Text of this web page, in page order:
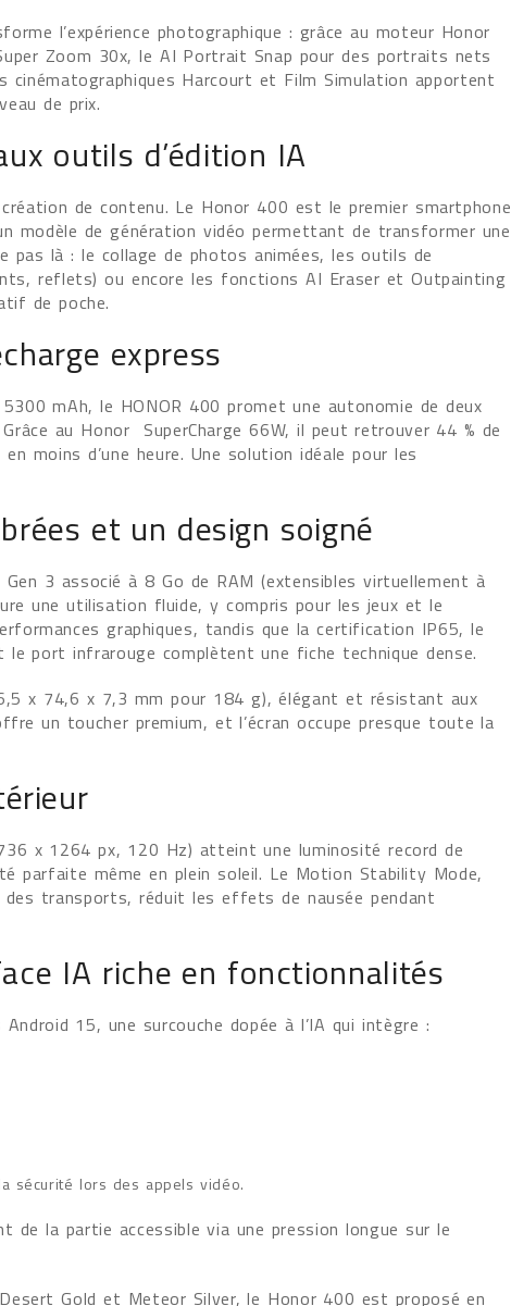
l’expérience photographique : grâce au moteur Honor
Zoom 30x, le AI Portrait Snap pour des portraits nets
cinématographiques Harcourt et Film Simulation apportent
de prix.
outils d’édition IA
de contenu. Le Honor 400 est le premier smartphone
modèle de génération vidéo permettant de transformer une
pas là : le collage de photos animées, les outils de
reflets) ou encore les fonctions AI Eraser et Outpainting
de poche.
express
mAh, le HONOR 400 promet une autonomie de deux
au Honor SuperCharge 66W, il peut retrouver 44 % de
moins d’une heure. Une solution idéale pour les
et un design soigné
3 associé à 8 Go de RAM (extensibles virtuellement à
une utilisation fluide, y compris pour les jeux et le
graphiques, tandis que la certification IP65, le
le port infrarouge complètent une fiche technique dense.
x 74,6 x 7,3 mm pour 184 g), élégant et résistant aux
un toucher premium, et l’écran occupe presque toute la
x 1264 px, 120 Hz) atteint une luminosité record de
parfaite même en plein soleil. Le Motion Stability Mode,
des transports, réduit les effets de nausée pendant
IA riche en fonctionnalités
15, une surcouche dopée à l’IA qui intègre :
sécurité lors des appels vidéo.
de la partie accessible via une pression longue sur le
Gold et Meteor Silver, le Honor 400 est proposé en